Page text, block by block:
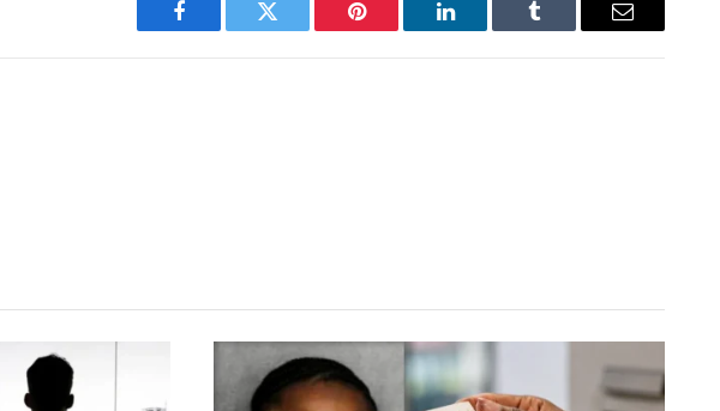
Facebook Twitter Pinterest LinkedIn Tumblr Email